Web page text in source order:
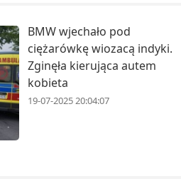
BMW wjechało pod
ciężarówkę wiozacą indyki.
Zginęła kierująca autem
kobieta
19-07-2025 20:04:07